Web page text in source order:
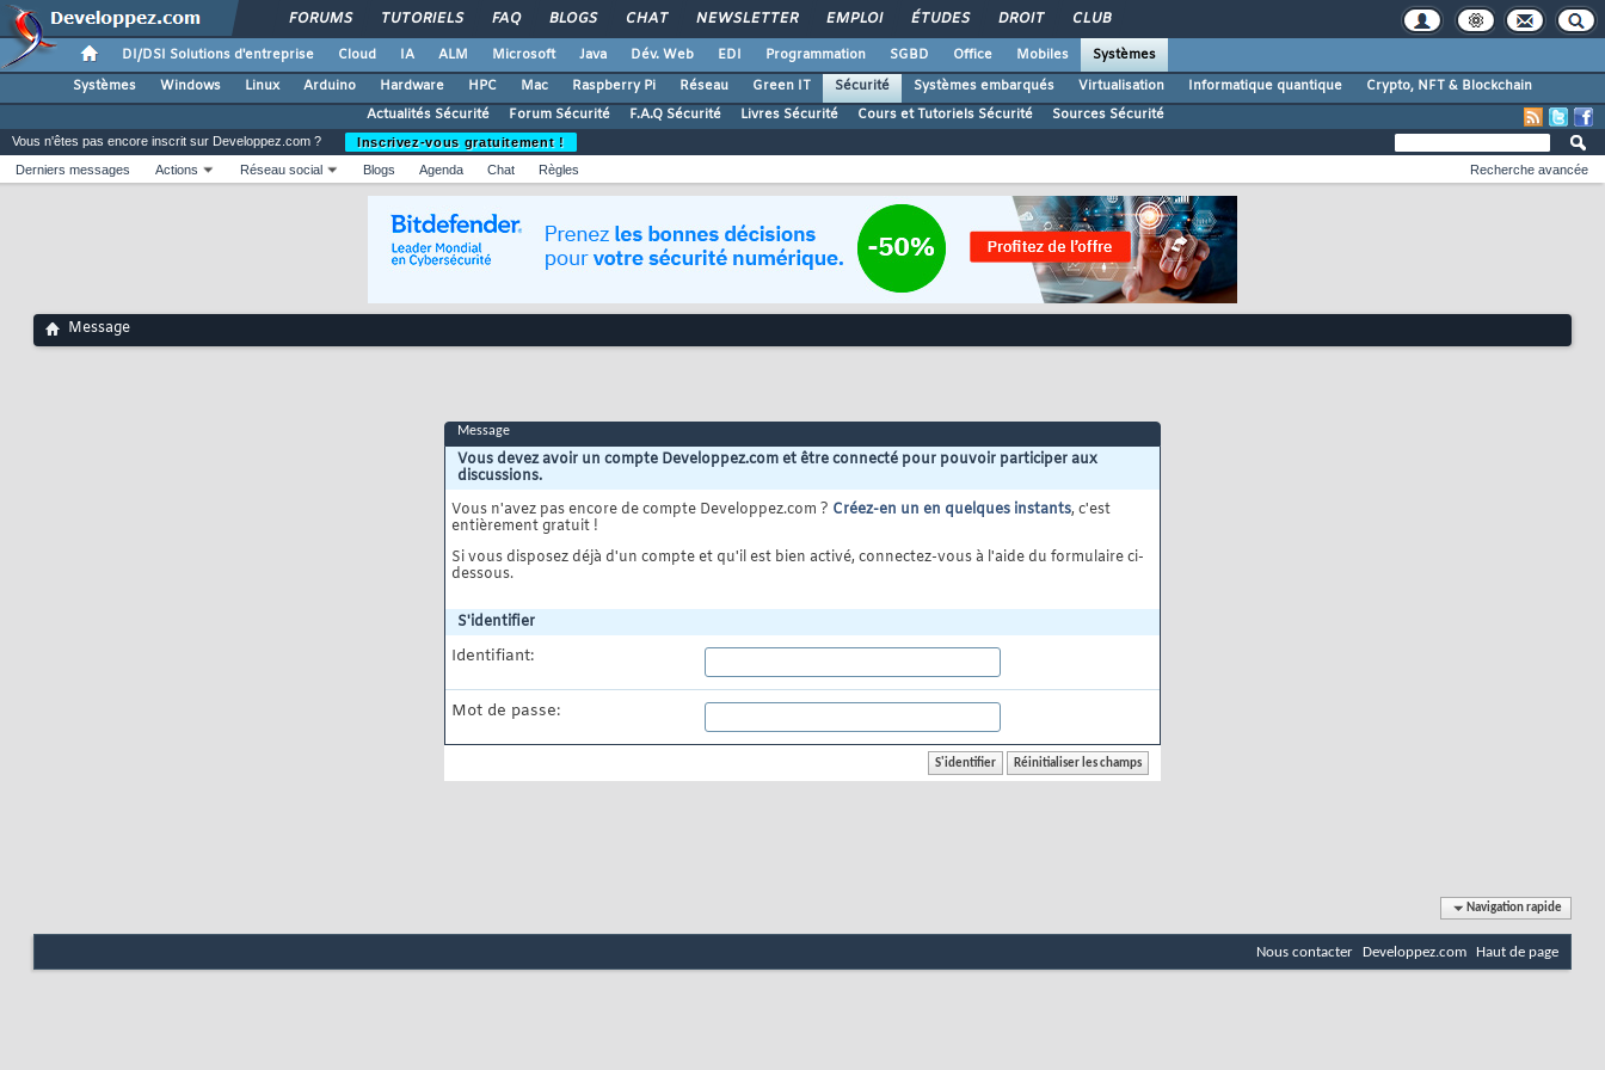
FORUMS TUTORIELS FAQ BLOGS CHAT NEWSLETTER EMPLOI ÉTUDES DROIT CLUB
DI/DSI Solutions d'entreprise Cloud IA ALM Microsoft Java Dév. Web EDI Programmation SGBD Office Mobiles
Systèmes
Systèmes
Windows Linux Arduino Hardware HPC Mac Raspberry Pi Réseau Green IT Sécurité Systèmes embarqués Virtualisation Informatique quantique
Crypto, NFT & Blockchain
Actualités Sécurité
Forum Sécurité F.A.Q Sécurité Livres Sécurité Cours et Tutoriels Sécurité Sources Sécurité
Vous n'êtes pas encore inscrit sur Developpez.com ?
Inscrivez-vous gratuitement !
Derniers messages
Actions Réseau social Blogs Agenda Chat Règles Recherche avancée
Message
Message
Vous devez avoir un compte Developpez.com et être connecté pour pouvoir participer aux
discussions.
Vous n'avez pas encore de compte Developpez.com ? Créez-en un en quelques instants, c'est
entièrement gratuit !
Si vous disposez déjà d'un compte et qu'il est bien activé, connectez-vous à l'aide du formulaire ci-
dessous.
S'identifier
Identifiant:
Mot de passe:
Navigation rapide
Nous contacter Developpez.com Haut de page